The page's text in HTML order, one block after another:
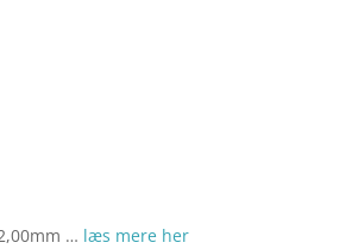
… læs mere her